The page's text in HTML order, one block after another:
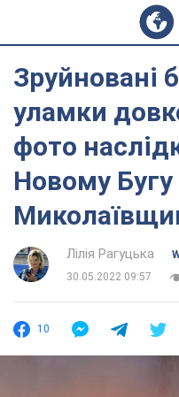
Зруйновані
уламки
фото
Новому Бугу
Лілія Рагуцька
30.05.2022 09:57
10